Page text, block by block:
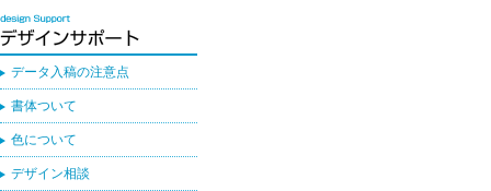
データ入稿の注意点
書体ついて
色について
デザイン相談